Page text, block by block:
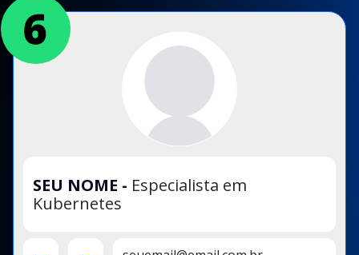
SEU NOME - Especialista em
Kubernetes